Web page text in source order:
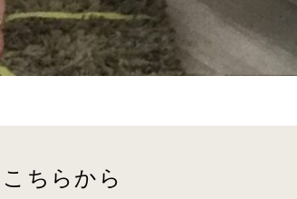
こちらから